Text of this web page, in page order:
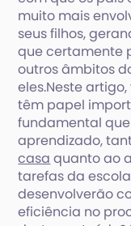
muito mais
seus filhos,
que certamente
outros âmbitos
eles.Neste
têm papel
fundamental
aprendizado,
casa quanto ao
tarefas da
desenvolverão
eficiência no